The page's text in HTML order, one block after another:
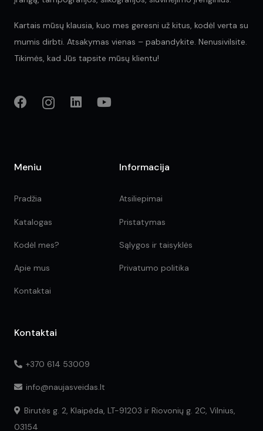
Kartais mūsų klausia, kuo mes geresni už kitus, kodėl verta su
mumis dirbti. Atsakymas vienas – pabandykite. Nenusivilsite.
Tikimės, kad Jūs tapsite mūsų klientu!
Meniu
Pradžia
Katalogas
Kodėl mes?
Apie mus
Kontaktai
Informacija
Atsiliepimai
Pristatymas
Sąlygos ir taisyklės
Privatumo politika
Kontaktai
+370 614 53009
info@naujasveidas.lt
Birutės g. 2, Klaipėda, LT-91203 ir Riovonių g. 2C, Vilnius,
03154